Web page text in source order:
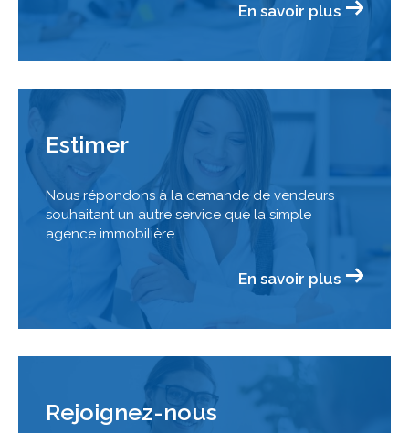
En savoir plus
Estimer
Nous répondons à la demande de vendeurs
souhaitant un autre service que la simple
agence immobilière.
En savoir plus
Rejoignez-nous